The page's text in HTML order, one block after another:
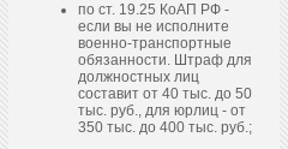
по ст. 19.25 КоАП РФ -
если вы не исполните
военно-транспортные
обязанности. Штраф для
должностных лиц
составит от 40 тыс. до 50
тыс. руб., для юрлиц - от
350 тыс. до 400 тыс. руб.;